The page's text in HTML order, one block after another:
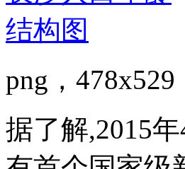
png，478x529
据了解,2015